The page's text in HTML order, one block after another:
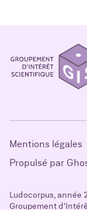
Mentions légales
Propulsé par
Ludocorpus, année
Groupement